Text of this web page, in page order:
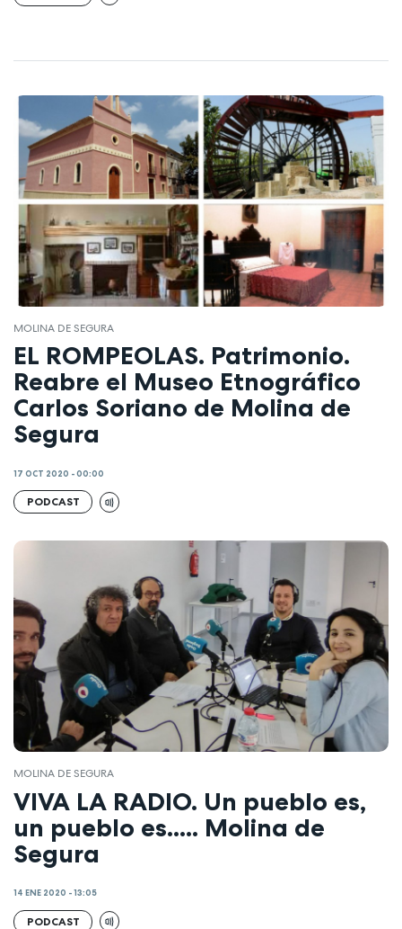
MOLINA DE SEGURA
EL ROMPEOLAS. Patrimonio.
Reabre el Museo Etnográfico
Carlos Soriano de Molina de
Segura
17 OCT 2020 - 00:00
PODCAST
MOLINA DE SEGURA
VIVA LA RADIO. Un pueblo es,
un pueblo es..... Molina de
Segura
14 ENE 2020 - 13:05
PODCAST